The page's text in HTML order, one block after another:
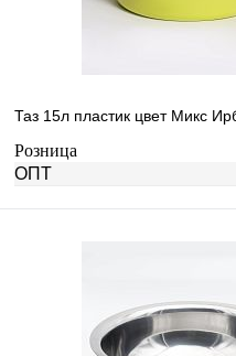
Таз 15л пластик цвет Микс
Розница
ОПТ
Купить в 1 клик К
В избранное